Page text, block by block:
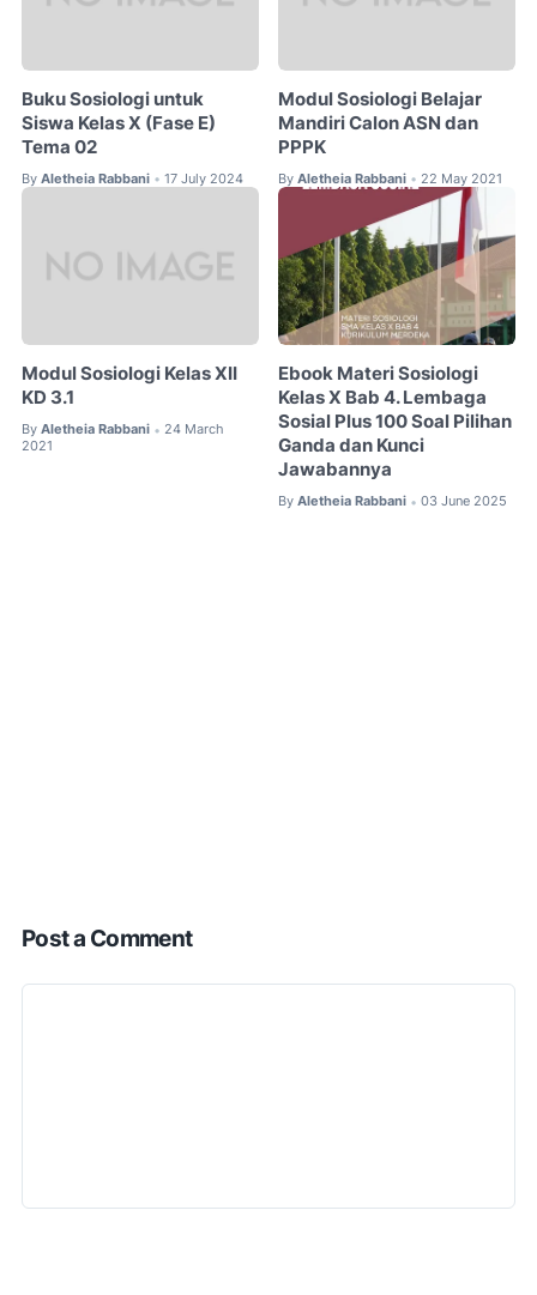
Buku Sosiologi untuk
Siswa Kelas X (Fase E)
Tema 02
By Aletheia Rabbani • 17 July 2024
Modul Sosiologi Belajar
Mandiri Calon ASN dan
PPPK
By Aletheia Rabbani • 22 May 2021
Modul Sosiologi Kelas XII
KD 3.1
By Aletheia Rabbani • 24 March
2021
Ebook Materi Sosiologi
Kelas X Bab 4. Lembaga
Sosial Plus 100 Soal Pilihan
Ganda dan Kunci
Jawabannya
By Aletheia Rabbani • 03 June 2025
Post a Comment